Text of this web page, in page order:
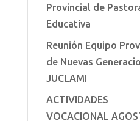
Provincial de
Educativa
Reunión Equipo
de Nuevas
JUCLAMI
ACTIVIDADES
VOCACIONAL